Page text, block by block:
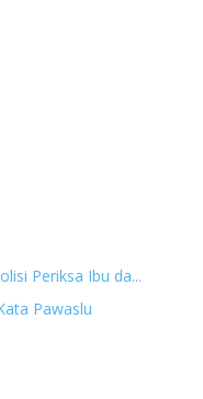
Periksa Ibu da...
Pawaslu